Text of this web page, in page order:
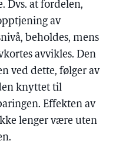
Dvs. at fordelen,
av
beholdes, mens
avvikles. Den
ved dette, følger av
knyttet til
Effekten av
lenger være uten